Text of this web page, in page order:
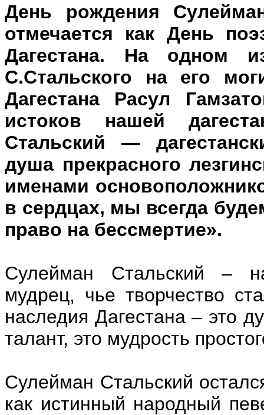
День рождения
отмечается как День
Дагестана. На одном
С.Стальского на его
Дагестана Расул
истоков нашей
Стальский —
душа прекрасного
именами
в сердцах, мы всегда
право на бессмертие».
Сулейман Стальский –
мудрец, чье творчество
наследия Дагестана – это
талант, это мудрость
Сулейман Стальский
как истинный народный